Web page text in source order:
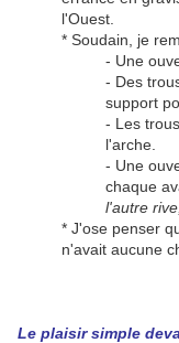
l'Ouest.
* Soudain, je
- Une
- Des
support
- Les
l'arche.
- Une
chaque
l'autre
* J'ose penser
n'avait aucune
Le plaisir simple